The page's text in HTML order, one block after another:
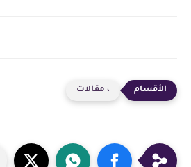
، مقالات